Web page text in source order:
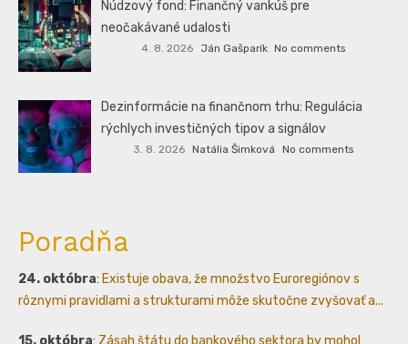
Núdzový fond: Finančný vankúš pre
neočakávané udalosti
4. 8. 2026 Ján Gašparík No comments
Dezinformácie na finančnom trhu: Regulácia
rýchlych investičných tipov a signálov
3. 8. 2026 Natália Šimková No comments
Poradňa
24. októbra: Existuje obava, že množstvo Euroregiónov s
rôznymi pravidlami a strukturami môže skutočne zvyšovať a...
15. októbra: Zásah štátu do bankového sektora by mohol